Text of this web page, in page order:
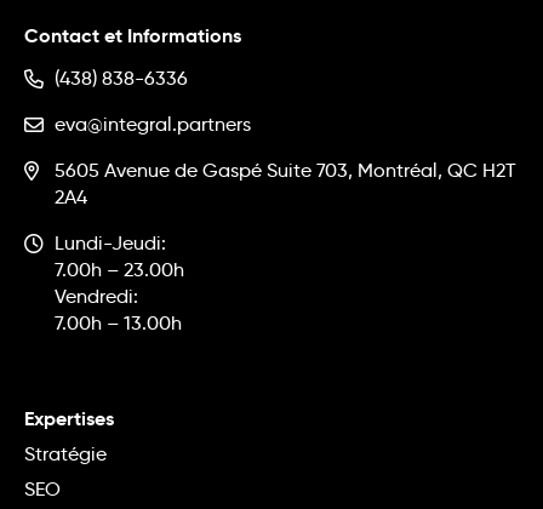
Contact et Informations
(438) 838-6336
eva@integral.partners
5605 Avenue de Gaspé Suite 703, Montréal, QC H2T
2A4
Lundi-Jeudi:
7.00h – 23.00h
Vendredi:
7.00h – 13.00h
Expertises
Stratégie
SEO